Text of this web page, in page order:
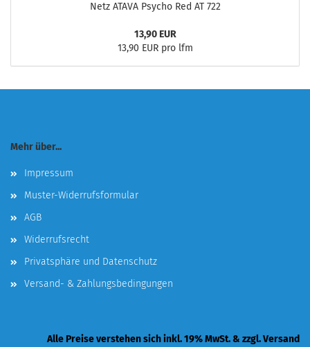
Netz ATAVA Psycho Red AT 722
13,90 EUR
13,90 EUR pro lfm
Mehr über...
Impressum
Muster-Widerrufsformular
AGB
Widerrufsrecht
Privatsphäre und Datenschutz
Versand- & Zahlungsbedingungen
Alle Preise verstehen sich inkl. 19% MwSt. & zzgl. Versand